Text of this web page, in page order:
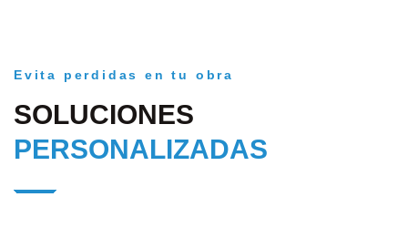
Evita perdidas en tu obra
SOLUCIONES
PERSONALIZADAS